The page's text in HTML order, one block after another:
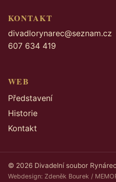
KONTAKT
divadlorynarec@seznam.cz
607 634 419
WEB
Představení
Historie
Kontakt
© 2026 Divadelní soubor Rynárec
Webdesign: Zdeněk Bourek /